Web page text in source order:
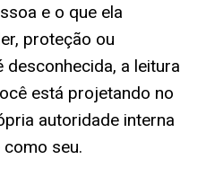
e o que ela
proteção ou
desconhecida, a leitura
está projetando no
autoridade interna
seu.